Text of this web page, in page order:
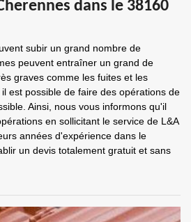
dans le 38160
subir un grand nombre de
peuvent entraîner un grand de
graves comme les fuites et les
est possible de faire des opérations de
Ainsi, nous vous informons qu'il
en sollicitant le service de L&A
années d'expérience dans le
un devis totalement gratuit et sans